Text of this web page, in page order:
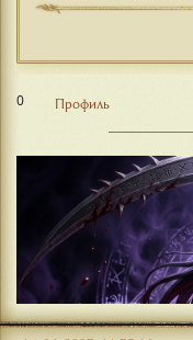
0 Профиль